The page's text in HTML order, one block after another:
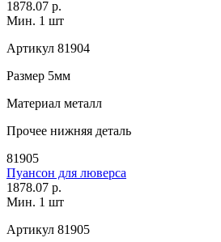
1878.07 р.
Мин. 1 шт
Артикул 81904
Размер 5мм
Материал металл
Прочее нижняя деталь
81905
Пуансон для люверса
1878.07 р.
Мин. 1 шт
Артикул 81905